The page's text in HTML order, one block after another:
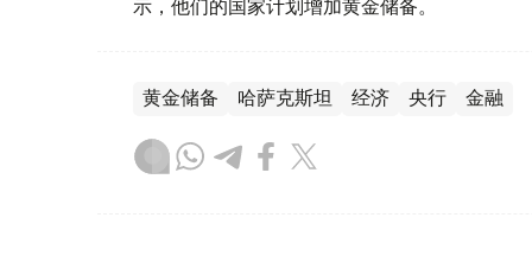
示，他们的国家计划增加黄金储备。
黄金储备 哈萨克斯坦 经济 央行 金融